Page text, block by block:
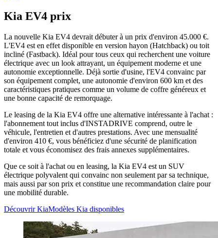
Kia EV4 prix
La nouvelle Kia EV4 devrait débuter à un prix d'environ 45.000 €.
L'EV4 est en effet disponible en version hayon (Hatchback) ou toit
incliné (Fastback). Idéal pour tous ceux qui recherchent une voiture
électrique avec un look attrayant, un équipement moderne et une
autonomie exceptionnelle. Déjà sortie d'usine, l'EV4 convainc par
son équipement complet, une autonomie d'environ 600 km et des
caractéristiques pratiques comme un volume de coffre généreux et
une bonne capacité de remorquage.
Le leasing de la Kia EV4 offre une alternative intéressante à l'achat :
l'abonnement tout inclus d'INSTADRIVE comprend, outre le
véhicule, l'entretien et d'autres prestations. Avec une mensualité
d'environ 410 €, vous bénéficiez d'une sécurité de planification
totale et vous économisez des frais annexes supplémentaires.
Que ce soit à l'achat ou en leasing, la Kia EV4 est un SUV
électrique polyvalent qui convainc non seulement par sa technique,
mais aussi par son prix et constitue une recommandation claire pour
une mobilité durable.
Découvrir KiaModèles Kia disponibles